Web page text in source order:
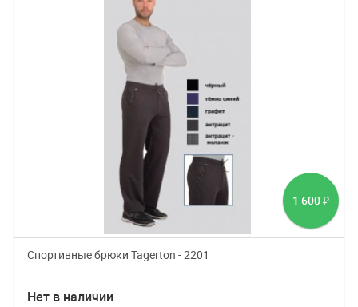
1 600 ₽
Спортивные брюки Tagerton - 2201
Нет в наличии